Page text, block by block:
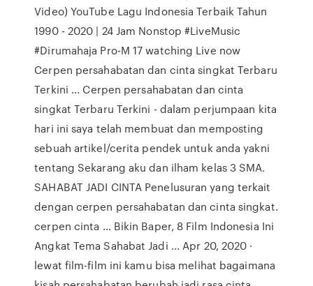
Video) YouTube Lagu Indonesia Terbaik Tahun
1990 - 2020 | 24 Jam Nonstop #LiveMusic
#Dirumahaja Pro-M 17 watching Live now
Cerpen persahabatan dan cinta singkat Terbaru
Terkini ... Cerpen persahabatan dan cinta
singkat Terbaru Terkini - dalam perjumpaan kita
hari ini saya telah membuat dan memposting
sebuah artikel/cerita pendek untuk anda yakni
tentang Sekarang aku dan ilham kelas 3 SMA.
SAHABAT JADI CINTA Penelusuran yang terkait
dengan cerpen persahabatan dan cinta singkat.
cerpen cinta … Bikin Baper, 8 Film Indonesia Ini
Angkat Tema Sahabat Jadi ... Apr 20, 2020 ·
lewat film-film ini kamu bisa melihat bagaimana